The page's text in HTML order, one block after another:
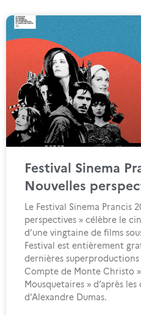
Festival Sinema
Nouvelles
Le Festival Sinema Prancis
perspectives » célèbre le
d’une vingtaine de films
Festival est entièrement
dernières superproductions
Compte de Monte Christo
Mousquetaires » d’après
d’Alexandre Dumas.